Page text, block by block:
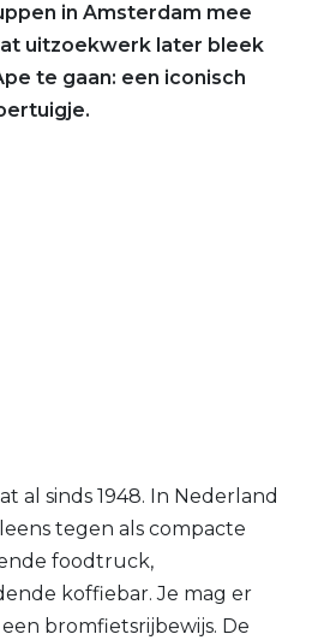
in Amsterdam mee
uitzoekwerk later bleek
te gaan: een iconisch
al sinds 1948. In Nederland
tegen als compacte
foodtruck,
koffiebar. Je mag er
bromfietsrijbewijs. De